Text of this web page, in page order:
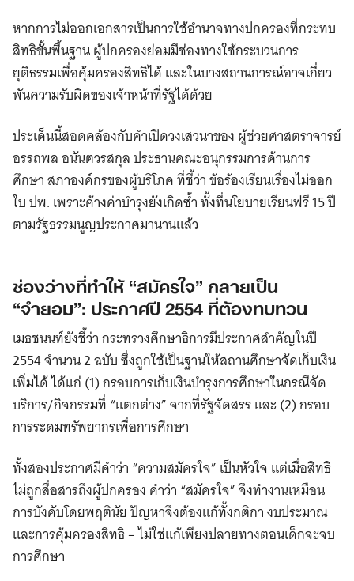
หากการไม่ออกเอกสารเป็นการใช้อำนาจทางปกครองที่กระทบ
สิทธิขั้นพื้นฐาน ผู้ปกครองย่อมมีช่องทางใช้กระบวนการ
ยุติธรรมเพื่อคุ้มครองสิทธิได้ และในบางสถานการณ์อาจเกี่ยว
พันความรับผิดของเจ้าหน้าที่รัฐได้ด้วย
ประเด็นนี้สอดคล้องกับคำเปิดวงเสวนาของ ผู้ช่วยศาสตราจารย์
อรรถพล อนันตวรสกุล ประธานคณะอนุกรรมการด้านการ
ศึกษา สภาองค์กรของผู้บริโภค ที่ชี้ว่า ข้อร้องเรียนเรื่องไม่ออก
ใบ ปพ. เพราะค้างค่าบำรุงยังเกิดซ้ำ ทั้งที่นโยบายเรียนฟรี 15 ปี
ตามรัฐธรรมนูญประกาศมานานแล้ว
ช่องว่างที่ทำให้ “สมัครใจ” กลายเป็น
“จำยอม”: ประกาศปี 2554 ที่ต้องทบทวน
เมธชนนท์ยังชี้ว่า กระทรวงศึกษาธิการมีประกาศสำคัญในปี
2554 จำนวน 2 ฉบับ ซึ่งถูกใช้เป็นฐานให้สถานศึกษาจัดเก็บเงิน
เพิ่มได้ ได้แก่ (1) กรอบการเก็บเงินบำรุงการศึกษาในกรณีจัด
บริการ/กิจกรรมที่ “แตกต่าง” จากที่รัฐจัดสรร และ (2) กรอบ
การระดมทรัพยากรเพื่อการศึกษา
ทั้งสองประกาศมีคำว่า “ความสมัครใจ” เป็นหัวใจ แต่เมื่อสิทธิ
ไม่ถูกสื่อสารถึงผู้ปกครอง คำว่า “สมัครใจ” จึงทำงานเหมือน
การบังคับโดยพฤตินัย ปัญหาจึงต้องแก้ทั้งกติกา งบประมาณ
และการคุ้มครองสิทธิ – ไม่ใช่แก้เพียงปลายทางตอนเด็กจะจบ
การศึกษา